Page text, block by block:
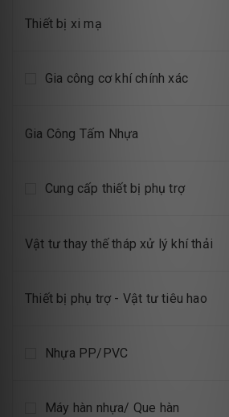
Thiết bị xi mạ
Gia công cơ khí chính xác
Gia Công Tấm Nhựa
Cung cấp thiết bị phụ trợ
Vật tư thay thế tháp xử lý khí thải
Thiết bị phụ trợ - Vật tư tiêu hao
Nhựa PP/PVC
Máy hàn nhựa/ Que hàn